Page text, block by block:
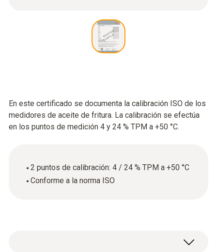
En este certificado se documenta la calibración ISO de los
medidores de aceite de fritura. La calibración se efectúa
en los puntos de medición 4 y 24 % TPM a +50 °C.
2 puntos de calibración: 4 / 24 % TPM a +50 °C
Conforme a la norma ISO